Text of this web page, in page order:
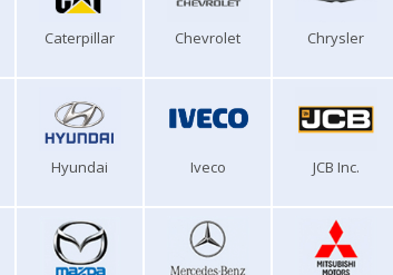
Caterpillar Chevrolet Chrysler
Hyundai Iveco JCB Inc.